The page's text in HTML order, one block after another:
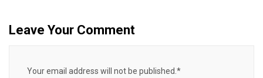
Leave Your Comment
Your email address will not be published.*